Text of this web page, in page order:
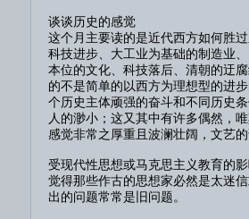
谈谈历史的感觉
这个月主要读的是近代西方如何胜
科技进步、大工业为基础的制造业
本位的文化、科技落后、清朝的迂
的不是简单的以西方为理想型的进
个历史主体顽强的奋斗和不同历史
人的渺小；这又其中有许多偶然，
感觉非常之厚重且波澜壮阔，文艺
受现代性思想或马克思主义教育的
觉得那些作古的思想家必然是太迷
出的问题常常是旧问题。